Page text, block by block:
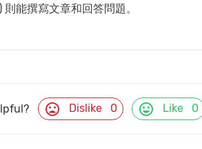
能撰寫文章和回答問題。
mood_bad Dislike 0 mood Like 0